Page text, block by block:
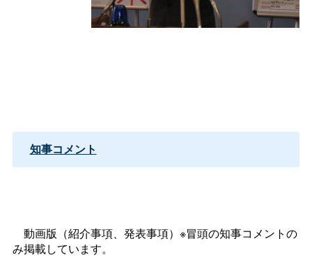
知事コメント
動画版（紹介事項、発表事項）※冒頭の知事コメントの
み掲載しています。